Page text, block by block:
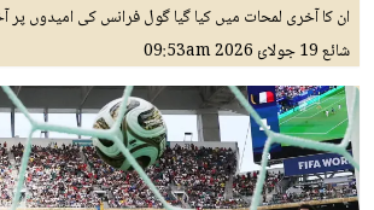
ان کا آخری لمحات میں کیا گیا گول فرانس کی امیدوں پر
شائع19 جولائ 2026 09:53am